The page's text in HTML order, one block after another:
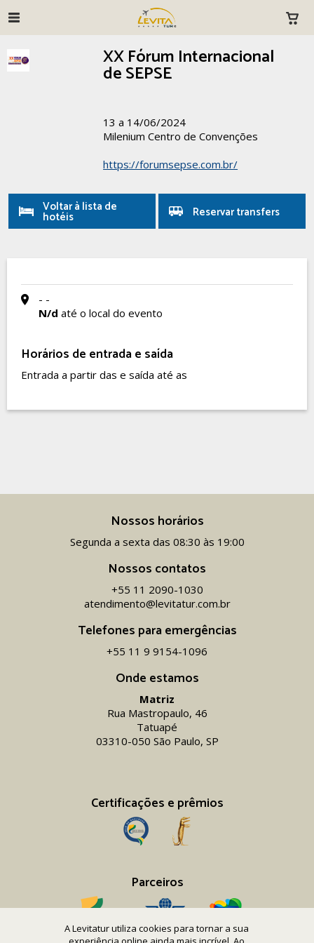
A Levitatur utiliza cookies para tornar a sua
XX Fórum Internacional
de SEPSE
13 a 14/06/2024
Milenium Centro de Convenções
https://forumsepse.com.br/
Voltar à lista de
hotéis Reservar transfers
- -
N/d até o local do evento
Horários de entrada e saída
Entrada a partir das e saída até as
Onde estamos
Matriz
Rua Mastropaulo, 46
Tatuapé
03310-050 São Paulo, SP
Certificações e prêmios
Parceiros
Nossos horários
Segunda a sexta das 08:30 às 19:00
Nossos contatos
+55 11 2090-1030
atendimento@levitatur.com.br
Telefones para emergências
+55 11 9 9154-1096‬